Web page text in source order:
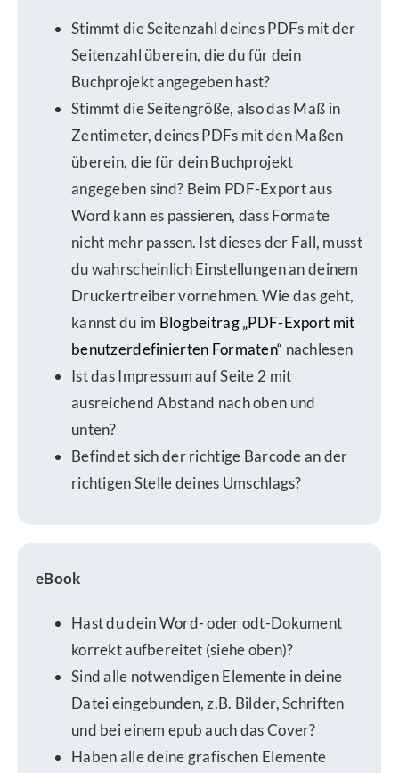
Stimmt die Seitenzahl deines PDFs mit der
Seitenzahl überein, die du für dein
Buchprojekt angegeben hast?
Stimmt die Seitengröße, also das Maß in
Zentimeter, deines PDFs mit den Maßen
überein, die für dein Buchprojekt
angegeben sind? Beim PDF-Export aus
Word kann es passieren, dass Formate
nicht mehr passen. Ist dieses der Fall, musst
du wahrscheinlich Einstellungen an deinem
Druckertreiber vornehmen. Wie das geht,
kannst du im Blogbeitrag „PDF-Export mit
benutzerdefinierten Formaten“ nachlesen
Ist das Impressum auf Seite 2 mit
ausreichend Abstand nach oben und
unten?
Befindet sich der richtige Barcode an der
richtigen Stelle deines Umschlags?
eBook
Hast du dein Word- oder odt-Dokument
korrekt aufbereitet (siehe oben)?
Sind alle notwendigen Elemente in deine
Datei eingebunden, z.B. Bilder, Schriften
und bei einem epub auch das Cover?
Haben alle deine grafischen Elemente